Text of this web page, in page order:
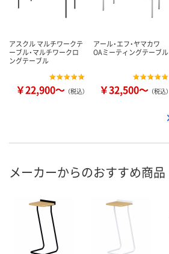
アスクル マルチワークテ
ーブル・マルチワークロ
ングテーブル
￥22,900～ （税込）
アール・エフ・ヤマカワ
OAミーティングテーブル
￥32,500～ （税込）
メーカーからのおすすめ商品